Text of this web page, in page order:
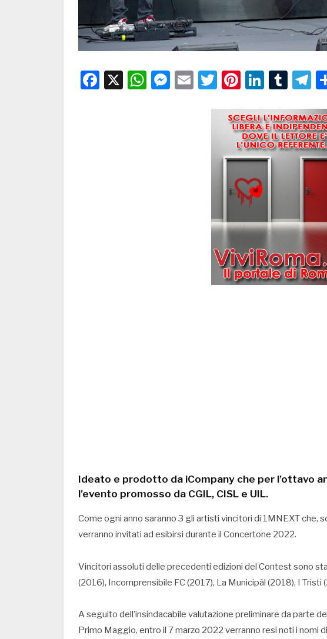
Facebook
X WhatsApp
Messenger
EmailTwitter
Pinterest
Ideato e prodotto da iCompany che per l’ottavo
l’evento promosso da CGIL, CISL e UIL.
Come ogni anno saranno 3 gli artisti vincitori di 1MNEXT che,
verranno invitati ad esibirsi durante il Concertone 2022.
Vincitori assoluti delle precedenti edizioni del Contest sono
(2016), Incomprensibile FC (2017), La Municipàl (2018), I
A seguito dell’insindacabile valutazione preliminare da parte
Primo Maggio, entro il 7 marzo 2022 verranno resi noti i nomi